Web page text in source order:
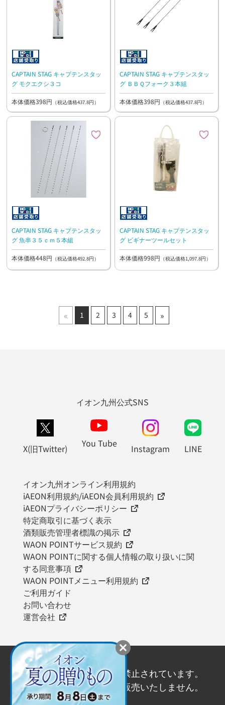
CAPTAIN STAG キャプテンスタッ
グ モクエクシ３コ
本体価格398円 （税込価格437.8円）
CAPTAIN STAG キャプテンスタッ
グ ＢＢＱフォーク３本組
本体価格398円 （税込価格437.8円）
CAPTAIN STAG キャプテンスタッ
グ 魚串３５ｃｍ５本組
本体価格448円 （税込価格492.8円）
CAPTAIN STAG キャプテンスタッ
グ ビギナーツールセット
本体価格998円 （税込価格1,097.8円）
« 1 2 3 4 5 »
イオン九州公式SNS
X(旧Twitter) You Tube Instagram LINE
イオン九州オンライン利用規約
iAEON利用規約/iAEON会員利用規約
iAEONプライバシーポリシー
特定商取引に基づく表示
酒類販売管理者標識の掲示
WAON POINTサービス規約
WAON POINTに関する個人情報の取り扱いに関
する同意事項
WAON POINTメニュー利用規約
ご利用ガイド
お問い合わせ
運営会社
20歳未満の飲酒は法律で禁止されています。
20歳未満の方にはお酒を販売いたしません。